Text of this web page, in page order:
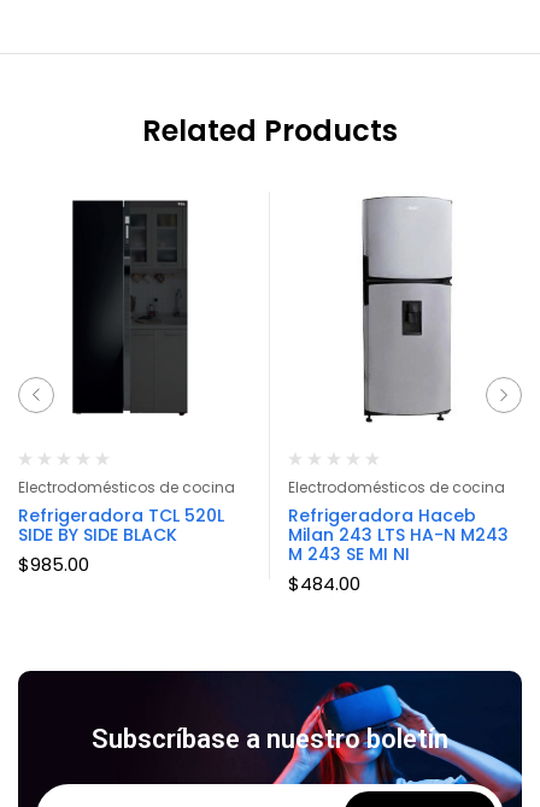
Related Products
Electrodomésticos de cocina
Refrigeradora TCL 520L
SIDE BY SIDE BLACK
$985.00
Electrodomésticos de cocina
Refrigeradora Haceb
Milan 243 LTS HA-N M243
M 243 SE MI NI
$484.00
Subscríbase a nuestro boletín